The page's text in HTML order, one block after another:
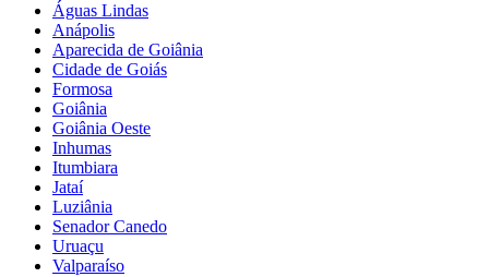
Águas Lindas
Anápolis
Aparecida de Goiânia
Cidade de Goiás
Formosa
Goiânia
Goiânia Oeste
Inhumas
Itumbiara
Jataí
Luziânia
Senador Canedo
Uruaçu
Valparaíso